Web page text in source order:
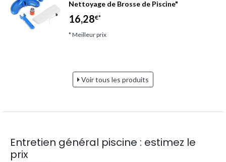
Nettoyage de Brosse de Piscine"
16,28€*
* Meilleur prix
Voir tous les produits
Entretien général piscine : estimez le
prix